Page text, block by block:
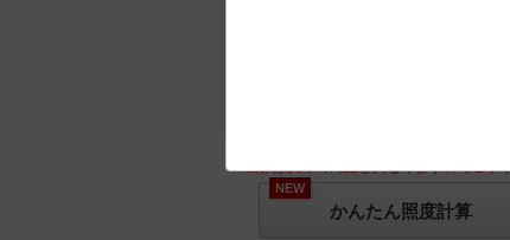
※画像は実際の商品と異なりますのでご了
NEW
かんたん照度計算